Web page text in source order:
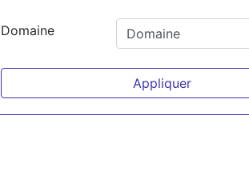
Domaine
Appliquer